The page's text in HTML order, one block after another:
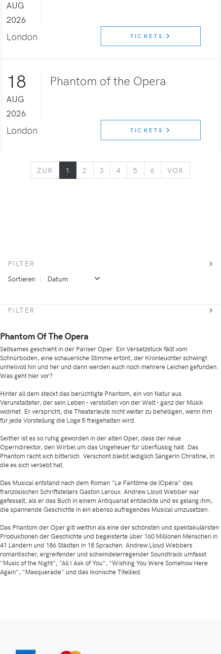
AUG
2026
London TICKETS
18
AUG
2026
Phantom of the Opera
London TICKETS
ZUR ZURÜCK
1 2 3 4 5 6 VOR
FILTER
Sortieren :
FILTER
Phantom Of The Opera
Seltsames geschieht in der Pariser Oper: Ein Versatzstück fällt vom
Schnürboden, eine schauerliche Stimme ertönt, der Kronleuchter schwingt
unheilvoll hin und her und dann werden auch noch mehrere Leichen gefunden.
Was geht hier vor?
Hinter all dem steckt das berüchtigte Phantom, ein von Natur aus
Verunstalteter, der sein Leben - verstoßen von der Welt - ganz der Musik
widmet. Er verspricht, die Theaterleute nicht weiter zu behelligen, wenn ihm
für jede Vorstellung die Loge 5 freigehalten wird.
Seither ist es so ruhig geworden in der alten Oper, dass der neue
Operndirektor, den Wirbel um das Ungeheuer für überflüssig hält. Das
Phantom rächt sich bitterlich. Verschont bleibt lediglich Sängerin Christine, in
die es sich verliebt hat.
Das Musical entstand nach dem Roman "Le Fantôme de l´Opéra" des
französischen Schriftstellers Gaston Leroux. Andrew Lloyd Webber war
gefesselt, als er das Buch in einem Antiquariat entdeckte und es gelang ihm,
die spannende Geschichte in ein ebenso aufregendes Musical umzusetzen.
Das Phantom der Oper gilt weithin als eine der schönsten und spektakulärsten
Produktionen der Geschichte und begeisterte über 160 Millionen Menschen in
41 Ländern und 186 Städten in 18 Sprachen. Andrew Lloyd Webbers
romantischer, ergreifender und schwindelerregender Soundtrack umfasst
"Music of the Night", "All I Ask of You", "Wishing You Were Somehow Here
Again", "Masquerade" und das ikonische Titellied.